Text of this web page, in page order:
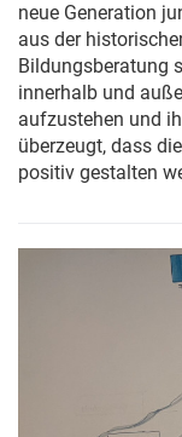
neue Generation
aus der
Bildungsberatung
innerhalb und
aufzustehen und
überzeugt, dass
positiv gestalten